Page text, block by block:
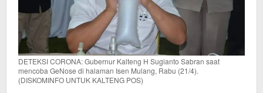
DETEKSI CORONA: Gubernur Kalteng H Sugianto Sabran saat
mencoba GeNose di halaman Isen Mulang, Rabu (21/4).
(DISKOMINFO UNTUK KALTENG POS)